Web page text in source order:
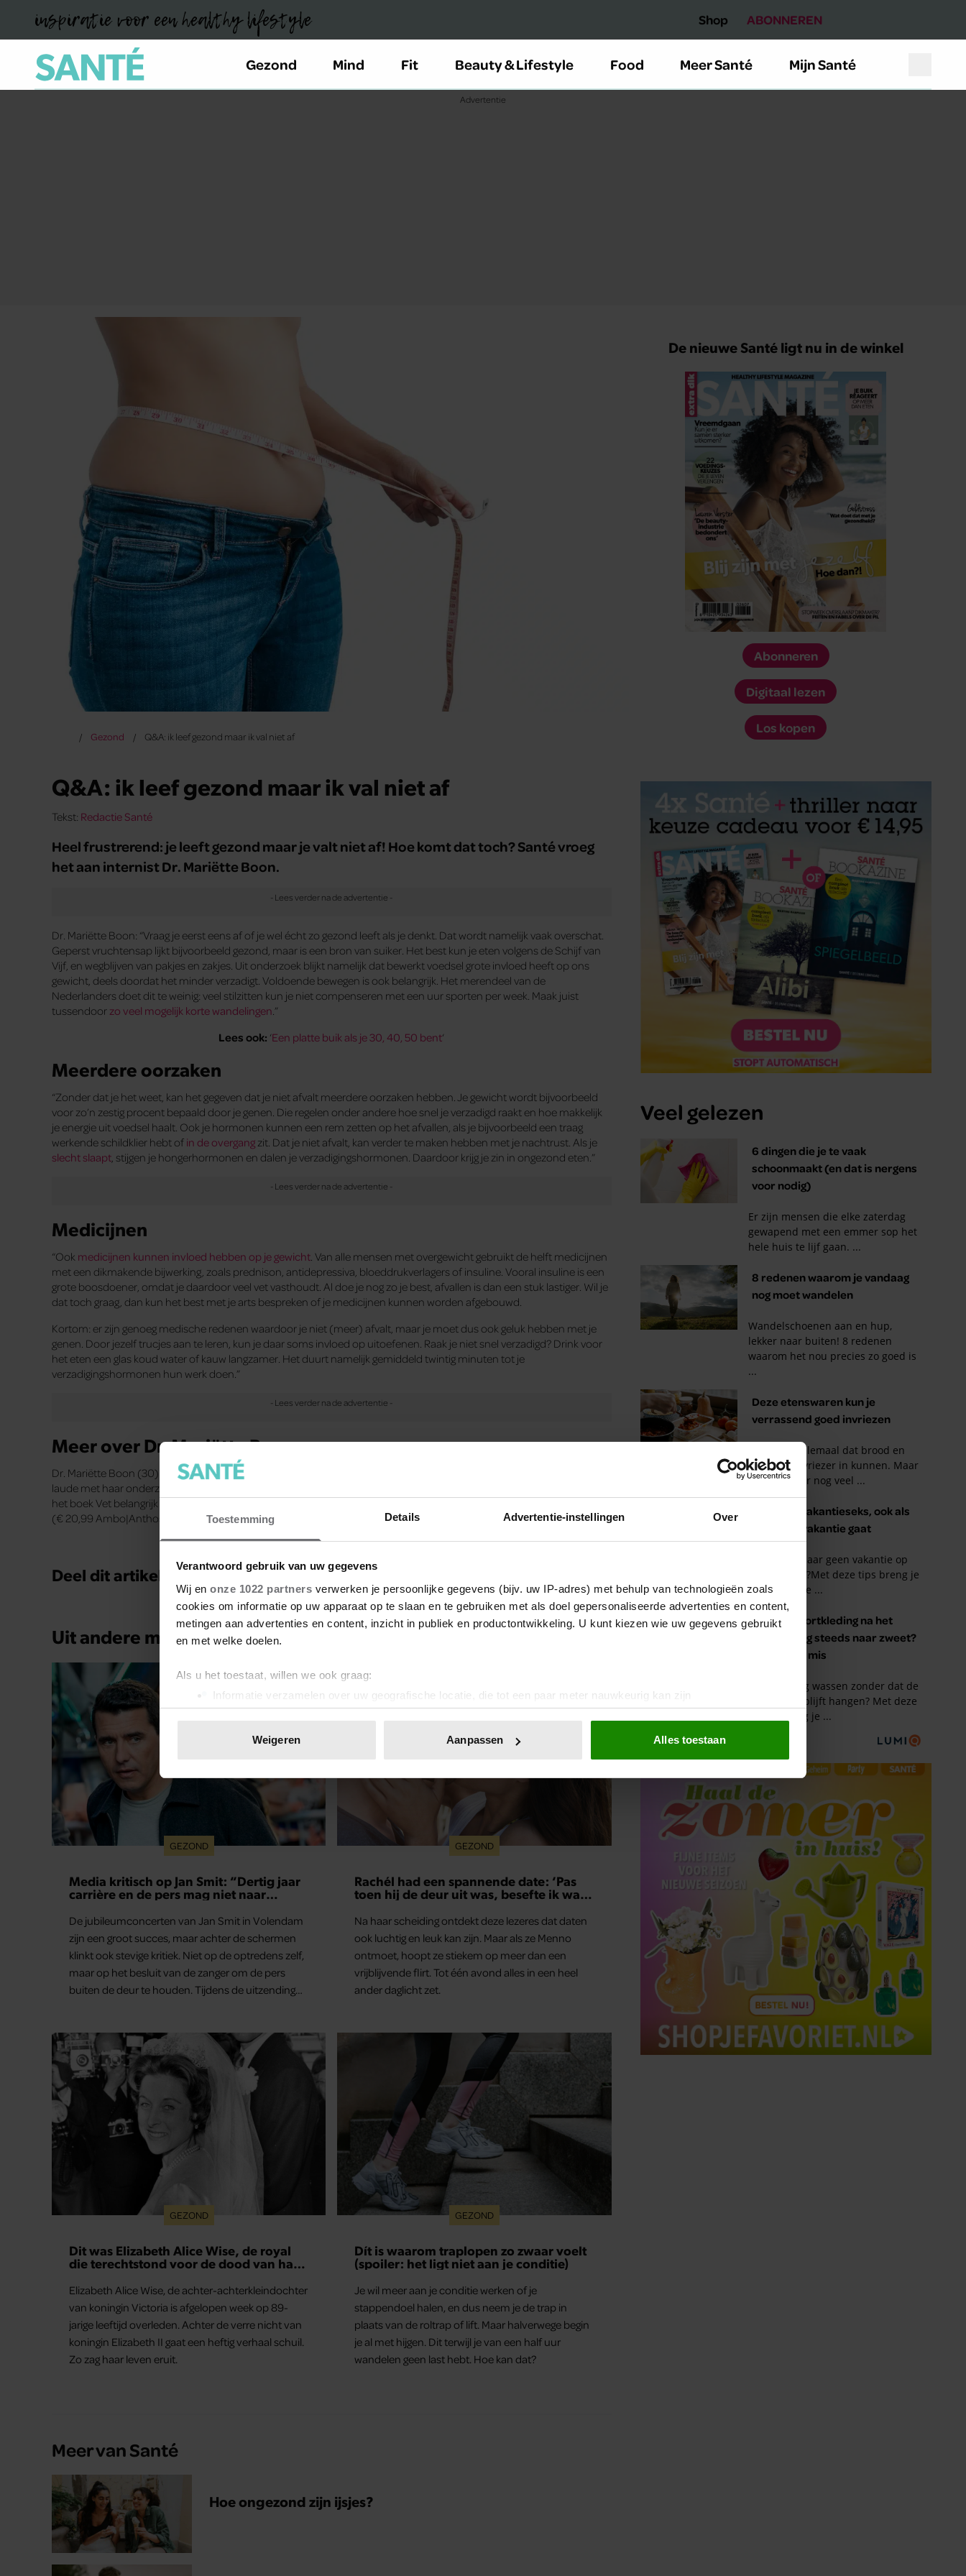
Toestemming Details Advertentie-instellingen Over
Verantwoord gebruik van uw gegevens
Wij en onze 1022 partners verwerken je persoonlijke gegevens (bijv. uw IP-adres) met behulp van technologieën zoals
cookies om informatie op uw apparaat op te slaan en te gebruiken met als doel gepersonaliseerde advertenties en content,
metingen aan advertenties en content, inzicht in publiek en productontwikkeling. U kunt kiezen wie uw gegevens gebruikt
en met welke doelen.
Als u het toestaat, willen we ook graag:
Informatie verzamelen over uw geografische locatie, die tot een paar meter nauwkeurig kan zijn
Uw apparaat identificeren door het actief te scannen op specifieke eigenschappen (fingerprinting)
toestemming op elk moment wijzigen of intrekken in de Cookieverklaring.
We gebruiken cookies om content en advertenties te personaliseren, om functies voor social media te bieden en om ons
websiteverkeer te analyseren. Ook delen we informatie over uw gebruik van onze site met onze partners voor social
media, adverteren en analyse. Deze partners kunnen deze gegevens combineren met andere informatie die u aan ze heeft
verstrekt of die ze hebben verzameld op basis van uw gebruik van hun services. U gaat akkoord met onze cookies als u
onze website blijft gebruiken.
Weigeren Aanpassen Alles toestaan
inspiratie voor een healthy lifestyle Shop ABONNEREN
Gezond Mind Fit Beauty & Lifestyle Food Meer Santé Mijn Santé
Gezond Q&A: ik leef gezond maar ik val niet af
Q&A: ik leef gezond maar ik val niet af
Tekst: Redactie Santé
Heel frustrerend: je leeft gezond maar je valt niet af! Hoe komt dat toch? Santé vroeg
het aan internist Dr. Mariëtte Boon.
Dr. Mariëtte Boon: “Vraag je eerst eens af of je wel écht zo gezond leeft als je denkt. Dat wordt namelijk vaak overschat.
Geperst vruchtensap lijkt bijvoorbeeld gezond, maar is een bron van suiker. Het best kun je eten volgens de Schijf van
Vijf, en wegblijven van pakjes en zakjes. Uit onderzoek blijkt namelijk dat bewerkt voedsel grote invloed heeft op ons
gewicht, deels doordat het minder verzadigt. Voldoende bewegen is ook belangrijk. Het merendeel van de
Nederlanders doet dit te weinig: veel stilzitten kun je niet compenseren met een uur sporten per week. Maak juist
tussendoor zo veel mogelijk korte wandelingen.”
Lees ook: ‘Een platte buik als je 30, 40, 50 bent‘
Meerdere oorzaken
“Zonder dat je het weet, kan het gegeven dat je niet afvalt meerdere oorzaken ­hebben. Je gewicht wordt bijvoorbeeld
voor zo’n zestig procent bepaald door je genen. Die regelen onder andere hoe snel je verzadigd raakt en hoe makkelijk
je ­energie uit voedsel haalt. Ook je hormonen kunnen een rem zetten op het afvallen, als je ­bijvoorbeeld een traag
werkende schildklier hebt of in de overgang zit. Dat je niet afvalt, kan verder te maken hebben met je nachtrust. Als je
slecht slaapt , stijgen je hongerhormonen en dalen je verzadigingshormonen. Daardoor krijg je zin in ­ongezond eten.”
Medicijnen
“Ook medicijnen kunnen invloed hebben op je gewicht . Van alle mensen met over­gewicht gebruikt de helft medicijnen
met een dikmakende bijwerking, zoals ­prednison, antidepressiva, bloeddrukverlagers of insuline. Vooral insuline is een
grote boosdoener, omdat je daardoor veel vet vasthoudt. Al doe je nog zo je best, afvallen is dan een stuk lastiger. Wil je
dat toch graag, dan kun het best met je arts bespreken of je medicijnen kunnen worden afgebouwd.
Kortom: er zijn genoeg ­medische redenen waardoor je niet (meer) afvalt, maar je moet dus ook geluk hebben met je
genen. Door jezelf trucjes aan te leren, kun je daar soms invloed op uitoefenen. Raak je niet snel verzadigd? Drink voor
het eten een glas koud water of kauw lang­zamer. Het duurt namelijk gemiddeld twintig minuten tot je
verzadigingshormonen hun werk doen.”
Meer over Dr. Mariëtte Boon
Dr. Mariëtte Boon (30) is internist in opleiding in het Leids Universitair Medisch Centrum. In 2014 promoveerde ze cum
laude met haar onderzoek naar bruin vet. Samen met internist-endocrinoloog prof. Liesbeth van ­Rossum schreef ze
het boek Vet belangrijk
(€ 20,99 Ambo|Anthos), vol feiten en fabels over lichaamsvet.
Bron: Santé augustus 2019, tekst: Maike Abma
Deel dit artikel op social media!
Uit andere media
GEZOND
Media kritisch op Jan Smit: “Dertig jaar
carrière en de pers mag niet naar
De jubileumconcerten van Jan Smit in Volendam
zijn een groot succes, maar achter de schermen
klinkt ook stevige kritiek. Niet op de optredens zelf,
maar op het besluit van de zanger om de pers
buiten de deur te houden. Tijdens de uitzending
Volgens hen is Jan Smit de afgelopen jaren steeds
moeilijker bereikbaar geworden en gunt hij de
media nauwelijks nog interviews.
GEZOND
Rachél had een spannende date: ‘Pas
toen hij de deur uit was, besefte ik wat
Na haar scheiding ontdekt deze lezeres dat daten
ook luchtig en leuk kan zijn. Maar als ze Menno
ontmoet, hoopt ze stiekem op meer dan een
vrijblijvende flirt. Tot één avond alles in een heel
ander daglicht zet.
GEZOND
Dit was Elizabeth Alice Wise, de royal
die terechtstond voor de dood van haar
Elizabeth Alice Wise, de achter-achterkleindochter
van koningin Victoria is afgelopen week op 89-
jarige leeftijd overleden. Achter de verre nicht van
koningin Elizabeth II gaat een heftig verhaal schuil.
Zo zag haar leven eruit.
GEZOND
Dít is waarom traplopen zo zwaar voelt
(spoiler: het ligt niet aan je conditie)
Je wil meer aan je conditie werken of je
stappendoel halen, en dus neem je de trap in
plaats van de roltrap of lift. Maar halverwege begin
je al met hijgen. Dit terwijl je van een half uur
wandelen geen last hebt. Hoe kan dat?
Meer van Santé
Hoe ongezond zijn ijsjes?
De nieuwe Santé ligt nu in de winkel
Abonneren
Digitaal lezen
Los kopen